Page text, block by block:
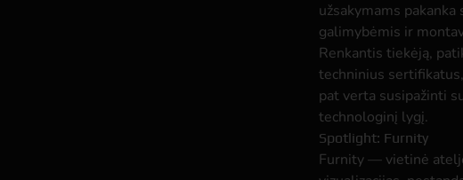
užsakymams
galimybėmis ir
Renkantis tiekėją,
techninius
pat verta susipažinti
technologinį lygį.
Spotlight: Furnity
Furnity — vietinė